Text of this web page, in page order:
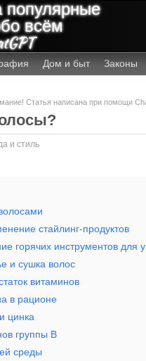
популярные
всём
Дом и быт Законы
Статья написана при помощи
и стиль
стайлинг-продуктов
горячих инструментов для
и сушка волос
витаминов
в рационе
цинка
группы В
среды